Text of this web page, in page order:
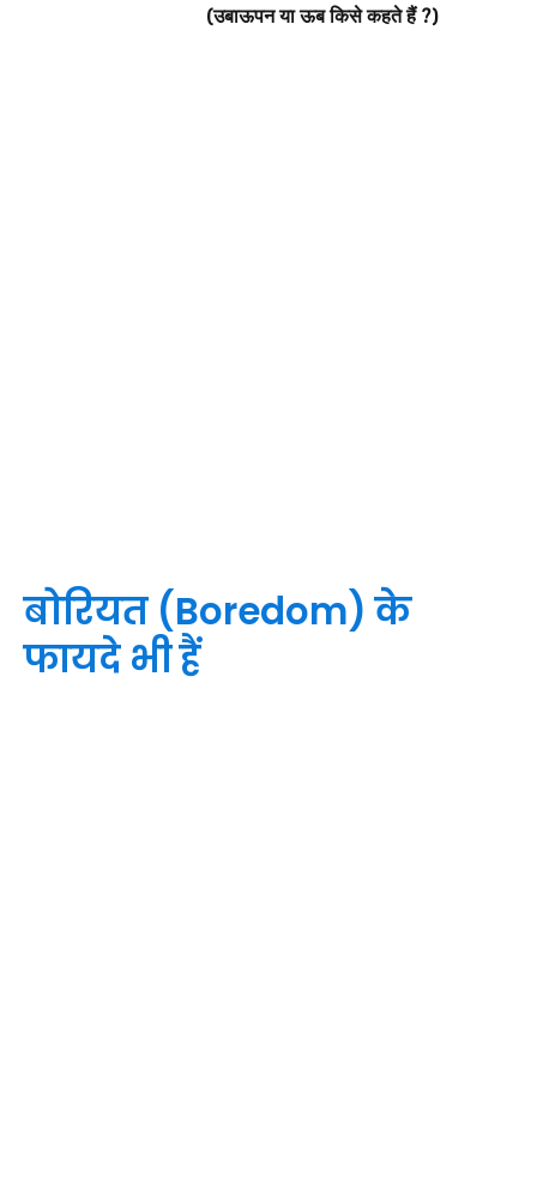
(उबाऊपन या ऊब किसे कहते हैं ?)
बोरियत (Boredom) के
फायदे भी हैं